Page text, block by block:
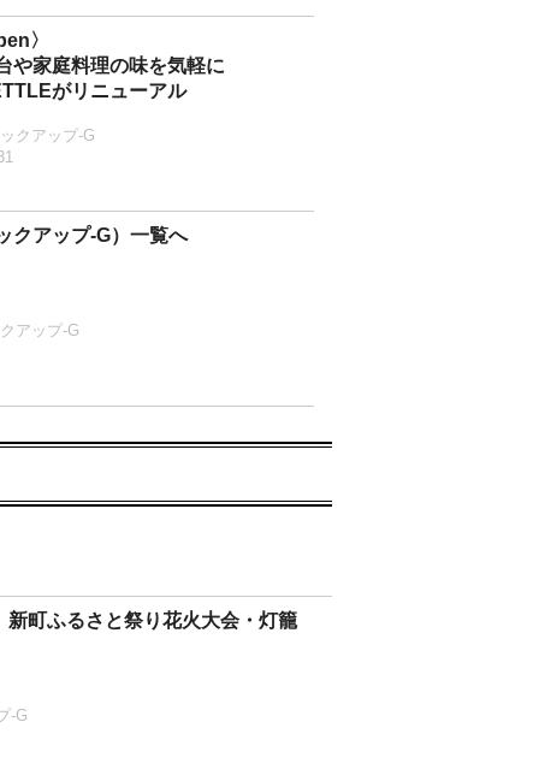
〉
や家庭料理の味を気軽に
がリニューアル
クアップ-G
クアップ-G）一覧へ
アップ-G
新町ふるさと祭り花火大会・灯籠
-G